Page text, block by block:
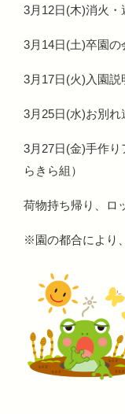
3月12日(木)消火・
3月14日(土)卒園の
3月17日(火)入園説
3月25日(水)お別れ
3月27日(金)手作
らきら組）
荷物持ち帰り、ロ
※園の都合により